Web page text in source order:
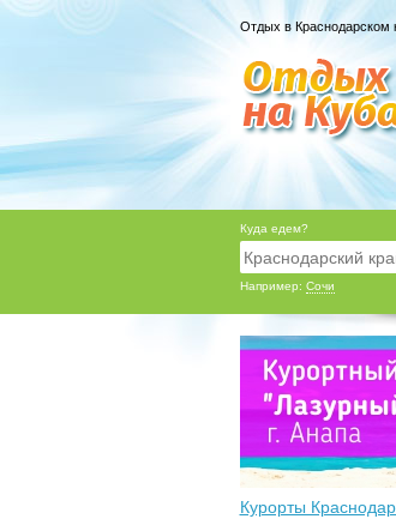
Отдых в Краснодарском
Куда едем?
Например: Сочи
Курорты